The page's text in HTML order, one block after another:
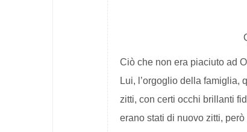
Ciò che non era piaciuto ad
Lui, l’orgoglio della famiglia,
zitti, con certi occhi brillanti
erano stati di nuovo zitti,